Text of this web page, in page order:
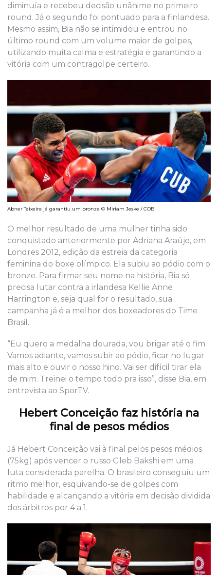
diminuía e recebeu decisão unânime no primeiro
round. Já o segundo foi pontuado para a finlandesa.
Mesmo assim, Bia não se intimidou e entrou no
último round com um volume maior de golpes,
utilizando muita calma e estratégia e garantindo a
vitória com um contragolpe certeiro.
Abner Teixeira já garantiu um bronze © Miriam Jeske / COB
O melhor resultado de uma mulher tinha sido
conquistado anteriormente por Adriana Araújo, em
Londres 2012, edição da estreia da categoria
feminina do boxe olímpico. Ela subiu ao pódio com o
bronze. Para firmar seu nome na história, Bia só
precisa lutar contra a irlandesa Kellie Anne
Harrington e, seja qual for o resultado, sua
campanha já é a melhor dos boxeadores do Time
Brasil.
“Eu quero a medalha dourada, vou brigar até o fim.
Vamos adiante, vamos subir ao pódio, ficar no lugar
mais alto e ouvir o nosso hino. Vai ser difícil tirar ela
de mim. Treinei o tempo todo pra isso”, disse Bia, em
entrevista ao SporTV.
Hebert Conceição faz história na
final de pesos médios
Já Hebert Conceição vai à final pelos pesos médios
(75kg) após vencer o russo Gleb Bakshi em uma
luta considerada parelha. O brasileiro conseguiu um
ritmo melhor, esquivando-se de golpes com
habilidade e alcançando a vitória em decisão dividida
dos árbitros por 4 a 1.